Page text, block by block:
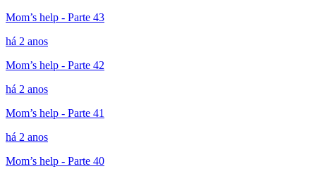
Mom’s help - Parte 43
há 2 anos
Mom’s help - Parte 42
há 2 anos
Mom’s help - Parte 41
há 2 anos
Mom’s help - Parte 40